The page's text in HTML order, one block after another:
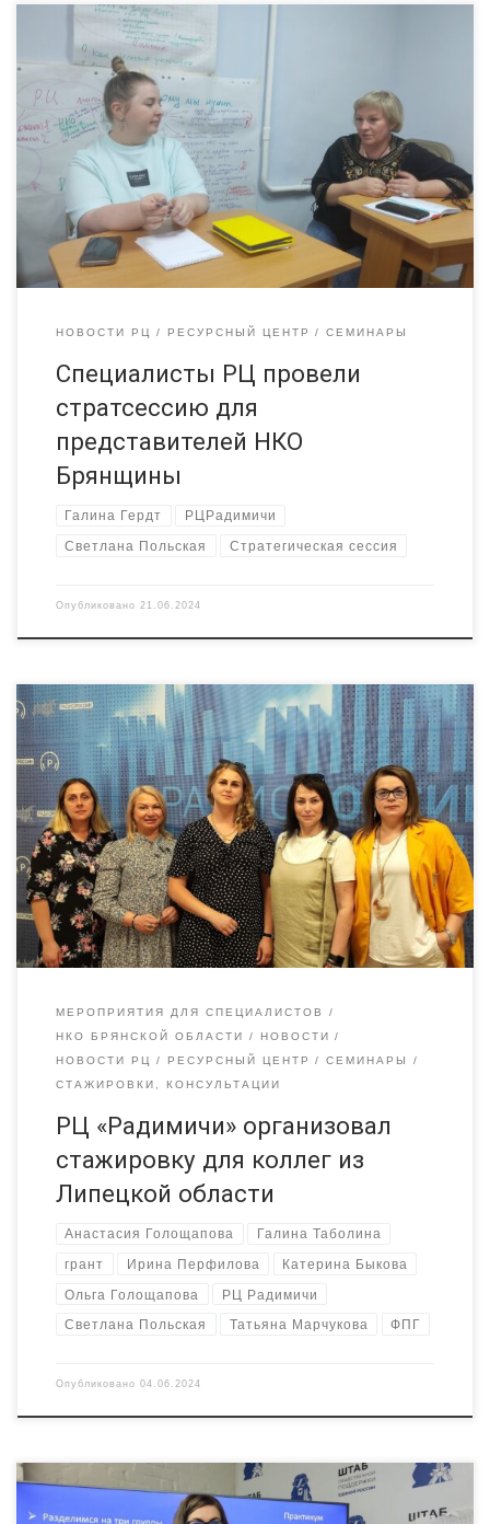
У Ресурсного центра «Радимичи» появилась новая услуга.
Специалисты РЦ расширили спектр консультативных услуг
для заявителей. От консультаций по подготовке заявок на
грантовые конкурсы переходим к стратегическому
планированию и определению важных направлений развития
организаций некоммерческого сектора экономики
Брянщины. Cтратегическая сессия — полезный и важный
инструмент для выработки тактики и понимания общих […]
НОВОСТИ РЦ РЕСУРСНЫЙ ЦЕНТР СЕМИНАРЫ
Специалисты РЦ провели
стратсессию для
представителей НКО
Брянщины
Галина Гердт РЦРадимичи
Светлана Польская Стратегическая сессия
Опубликовано 21.06.2024
Первая стажировка в нашем проекте «Ресурсный центр
«Радимичи» — системное сотрудничество для устойчивого
развития институтов гражданского общества», который
реализуется при поддержке ФПГ, состоялась в течение трёх
последних майских дней. Делегацию из Липецкой области
представляли: Анастасия Голощапова, директор автономной
некоммерческой организации социальной поддержки и
защиты граждан «Виктория» ВИКТОРИЯ. Ирина Перфилова,
директора РАСТЁМ […]
МЕРОПРИЯТИЯ ДЛЯ СПЕЦИАЛИСТОВ
НКО БРЯНСКОЙ ОБЛАСТИ
НОВОСТИ
НОВОСТИ РЦ
РЕСУРСНЫЙ ЦЕНТР
СЕМИНАРЫ
СТАЖИРОВКИ, КОНСУЛЬТАЦИИ
РЦ «Радимичи» организовал
стажировку для коллег из
Липецкой области
Анастасия Голощапова Галина Таболина
грант Ирина Перфилова Катерина Быкова
Ольга Голощапова РЦ Радимичи
Светлана Польская Татьяна Марчукова ФПГ
Опубликовано 04.06.2024
Креативную задачу – описать набор позитивных качеств,